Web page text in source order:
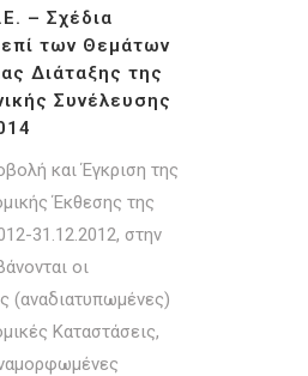
– Σχέδια
των Θεμάτων
Διάταξης της
Συνέλευσης
και Έγκριση της
Έκθεσης της
31.12.2012, στην
οι
(αναδιατυπωμένες)
Καταστάσεις,